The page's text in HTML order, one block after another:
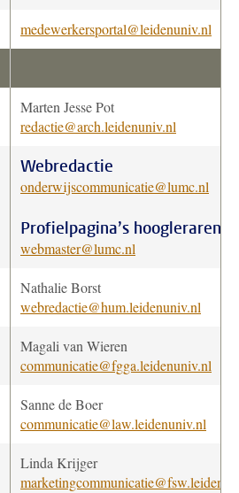
medewerkersportal@leidenuniv.nl
Marten Jesse Pot
redactie@arch.leidenuniv.nl
Webredactie
onderwijscommunicatie@lumc.nl
Profielpagina’s hoogleraren
webmaster@lumc.nl
Nathalie Borst
webredactie@hum.leidenuniv.nl
Magali van Wieren
communicatie@fgga.leidenuniv.nl
Sanne de Boer
communicatie@law.leidenuniv.nl
Linda Krijger